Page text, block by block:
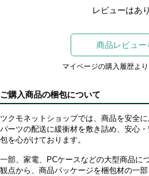
レビューはあ
商品レビュー
マイページの購入履歴よ
ご購入商品の梱包について
ツクモネットショップでは、商品を安全
パーツの配送に緩衝材を敷き詰め、安心
包を心がけております。
一部、家電、PCケースなどの大型商品に
観点から、商品パッケージを梱包材の一